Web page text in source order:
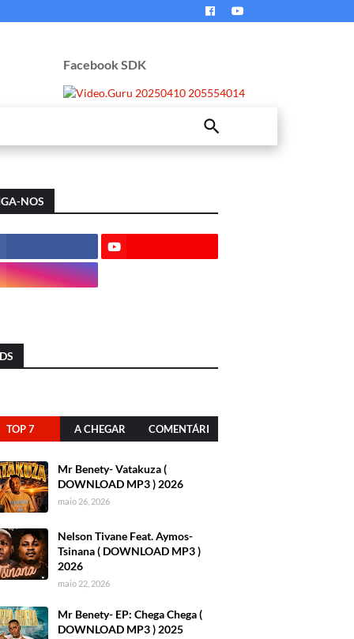
Facebook SDK
NOS
TOP 7 A CHEGAR COMENTÁRI
Mr Benety- Vatakuza (
DOWNLOAD MP3 ) 2026
maio 26, 2026
Nelson Tivane Feat. Aymos-
Tsinana ( DOWNLOAD MP3 )
2026
maio 22, 2026
Mr Benety- EP: Chega Chega (
DOWNLOAD MP3 ) 2025